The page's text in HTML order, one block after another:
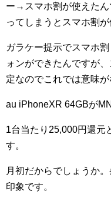
ー→スマホ割が使えたん
ってしまうとスマホ割
ガラケー提示でスマホ
ォンができたんですが
定なのでこれでは意味が
au iPhoneXR 64GBが
1台当たり25,000円還元
す。
月初だからでしょうか
印象です。